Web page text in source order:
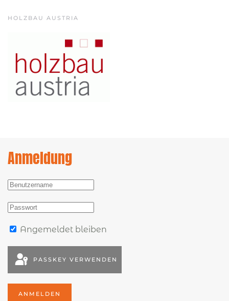
HOLZBAU AUSTRIA
Anmeldung
Angemeldet bleiben
PASSKEY VERWENDEN
ANMELDEN